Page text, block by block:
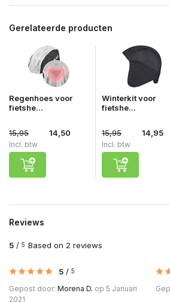
Gerelateerde producten
Regenhoes voor
fietshe...
15,95 14,50
Incl. btw
Winterkit voor
fietshe...
15,95 14,95
Incl. btw
Reviews
5 / 5 Based on 2 reviews
5 / 5
Gepost door: Morena D. op 5 Januari
2021